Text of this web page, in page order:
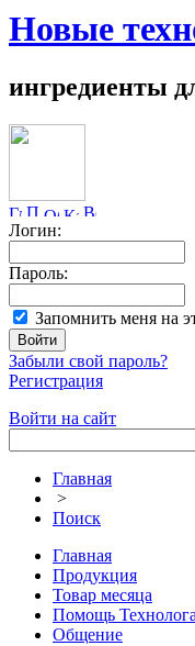
Новые
ингредиенты
Логин:
Пароль:
Запомнить меня на
Забыли свой пароль?
Регистрация
Войти на сайт
Главная
>
Поиск
Главная
Продукция
Товар месяца
Помощь
Общение